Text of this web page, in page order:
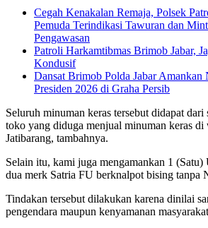
Cegah Kenakalan Remaja, Polsek
Pemuda Terindikasi Tawuran dan
Pengawasan
Patroli Harkamtibmas Brimob Jabar,
Kondusif
Dansat Brimob Polda Jabar Amankan
Presiden 2026 di Graha Persib
Seluruh minuman keras tersebut didapat dari
toko yang diduga menjual minuman keras
Jatibarang, tambahnya.
Selain itu, kami juga mengamankan 1 (Satu)
dua merk Satria FU berknalpot bising tanpa
Tindakan tersebut dilakukan karena dinilai
pengendara maupun kenyamanan